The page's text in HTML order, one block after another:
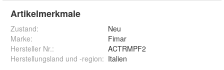
Artikelmerkmale
Zustand:
Neu
Marke:
Fimar
Hersteller Nr.:
ACTRMPF2
Herstellungsland und -region: Italien